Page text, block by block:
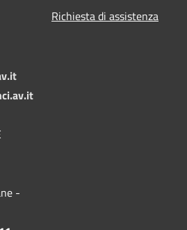
-
Richiesta di assistenza